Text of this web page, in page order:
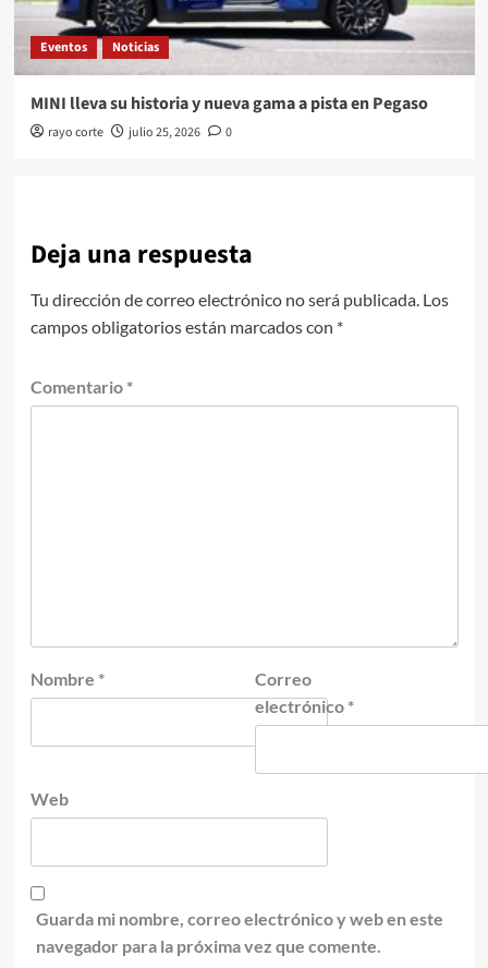
Eventos Noticias
MINI lleva su historia y nueva gama a pista en Pegaso
rayo corte julio 25, 2026 0
Deja una respuesta
Tu dirección de correo electrónico no será publicada. Los
campos obligatorios están marcados con *
Comentario *
Nombre *
Correo
electrónico *
Web
Guarda mi nombre, correo electrónico y web en este
navegador para la próxima vez que comente.